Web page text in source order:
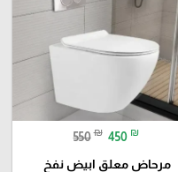
550 ₪ 450 ₪
مرحاض معلق ابيض نفخ